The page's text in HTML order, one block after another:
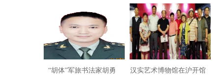
“胡体”军旅书法家胡勇 汉实艺术博物馆在沪开馆